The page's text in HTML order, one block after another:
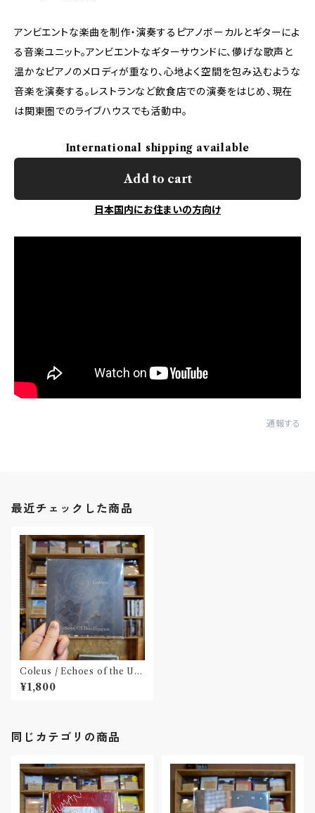
アンビエントな楽曲を制作・演奏するピアノボーカルとギターによ
る音楽ユニット。アンビエントなギターサウンドに、儚げな歌声と
温かなピアノのメロディが重なり、心地よく空間を包み込むような
音楽を演奏する。レストランなど飲食店での演奏をはじめ、現在
は関東圏でのライブハウスでも活動中。
International shipping available
Add to cart
日本国内にお住まいの方向け
通報する
最近チェックした商品
Coleus / Echoes of the Uns
een(CD)
¥1,800
同じカテゴリの商品